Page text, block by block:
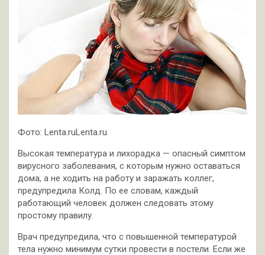
Фото: Lenta.ruLenta.ru
Высокая температура и лихорадка — опасный симптом
вирусного заболевания, с которым нужно оставаться
дома, а не ходить на работу и заражать коллег,
предупредила Колд. По ее словам, каждый
работающий человек должен следовать этому
простому правилу.
Врач предупредила, что с повышенной температурой
тела нужно минимум сутки провести в постели. Если же